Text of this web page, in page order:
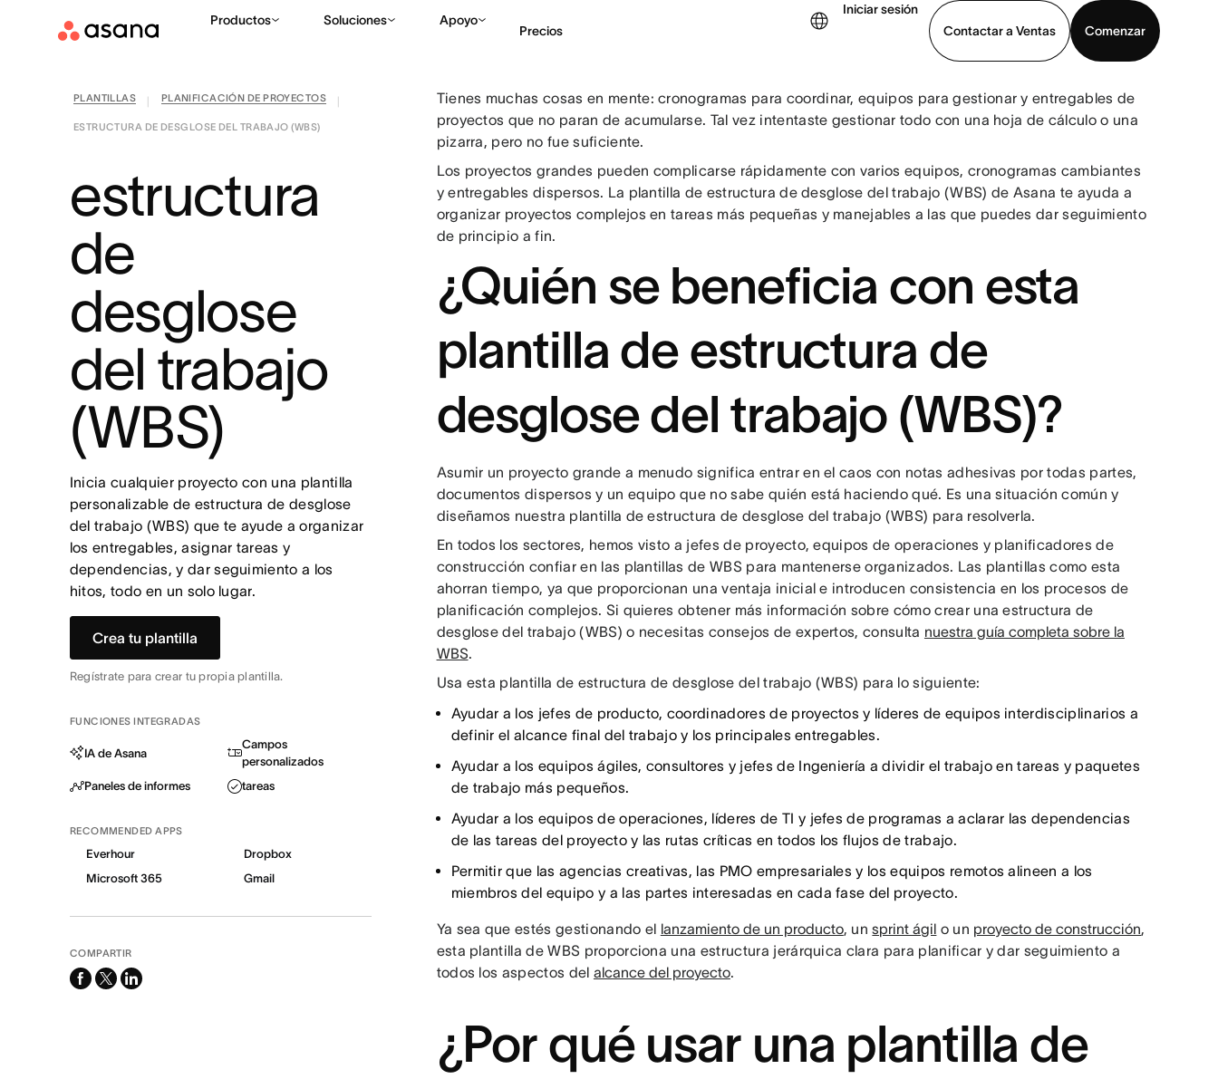
Productos Soluciones Apoyo
Precios
Iniciar sesión
Contactar a Ventas
Comenzar
Contactar a Ventas Ver demo Descargar la aplicación
PLANTILLAS PLANIFICACIÓN DE PROYECTOS
ESTRUCTURA DE DESGLOSE DEL TRABAJO (WBS)
estructura
de
desglose
del trabajo
(WBS)
Inicia cualquier proyecto con una plantilla
personalizable de estructura de desglose
del trabajo (WBS) que te ayude a organizar
los entregables, asignar tareas y
dependencias, y dar seguimiento a los
hitos, todo en un solo lugar.
Crea tu plantilla
Regístrate para crear tu propia plantilla.
FUNCIONES INTEGRADAS
IA de Asana
Campos
personalizados
Paneles de informes
tareas
RECOMMENDED APPS
Everhour
Dropbox
Microsoft 365
Gmail
COMPARTIR
facebook
x-
linkedin
Tienes muchas cosas en mente: cronogramas para coordinar, equipos para gestionar y entregables de
proyectos que no paran de acumularse. Tal vez intentaste gestionar todo con una hoja de cálculo o una
pizarra, pero no fue suficiente.
Los proyectos grandes pueden complicarse rápidamente con varios equipos, cronogramas cambiantes
y entregables dispersos. La plantilla de estructura de desglose del trabajo (WBS) de Asana te ayuda a
organizar proyectos complejos en tareas más pequeñas y manejables a las que puedes dar seguimiento
de principio a fin.
¿Quién se beneficia con esta
plantilla de estructura de
desglose del trabajo (WBS)?
Asumir un proyecto grande a menudo significa entrar en el caos con notas adhesivas por todas partes,
documentos dispersos y un equipo que no sabe quién está haciendo qué. Es una situación común y
diseñamos nuestra plantilla de estructura de desglose del trabajo (WBS) para resolverla.
En todos los sectores, hemos visto a jefes de proyecto, equipos de operaciones y planificadores de
construcción confiar en las plantillas de WBS para mantenerse organizados. Las plantillas como esta
ahorran tiempo, ya que proporcionan una ventaja inicial e introducen consistencia en los procesos de
planificación complejos. Si quieres obtener más información sobre cómo crear una estructura de
desglose del trabajo (WBS) o necesitas consejos de expertos, consulta nuestra guía completa sobre la
WBS.
Usa esta plantilla de estructura de desglose del trabajo (WBS) para lo siguiente:
Ayudar a los jefes de producto, coordinadores de proyectos y líderes de equipos interdisciplinarios a
definir el alcance final del trabajo y los principales entregables.
Ayudar a los equipos ágiles, consultores y jefes de Ingeniería a dividir el trabajo en tareas y paquetes
de trabajo más pequeños.
Ayudar a los equipos de operaciones, líderes de TI y jefes de programas a aclarar las dependencias
de las tareas del proyecto y las rutas críticas en todos los flujos de trabajo.
Permitir que las agencias creativas, las PMO empresariales y los equipos remotos alineen a los
miembros del equipo y a las partes interesadas en cada fase del proyecto.
Ya sea que estés gestionando el lanzamiento de un producto, unsprint ágil o un proyecto de construcción,
esta plantilla de WBS proporciona una estructura jerárquica clara para planificar y dar seguimiento a
todos los aspectos del alcance del proyecto.
¿Por qué usar una plantilla de